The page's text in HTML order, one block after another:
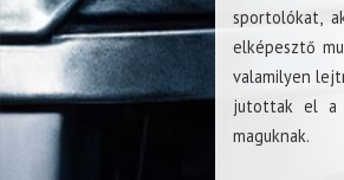
sportolókat,
elképesztő
valamilyen
jutottak el a
maguknak.